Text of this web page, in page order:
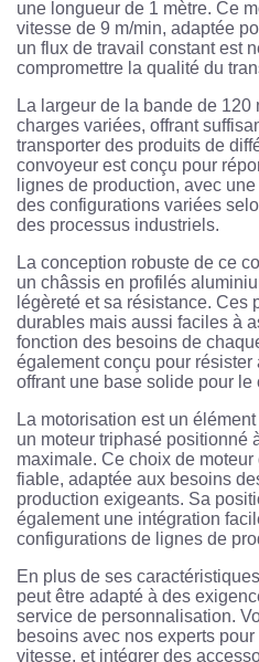
une longueur de 1 mètre. Ce
vitesse de 9 m/min, adaptée
un flux de travail constant est
compromettre la qualité du
La largeur de la bande de 120
charges variées, offrant
transporter des produits de
convoyeur est conçu pour
lignes de production, avec
des configurations variées
des processus industriels.
La conception robuste de ce
un châssis en profilés
légèreté et sa résistance. Ces
durables mais aussi faciles à
fonction des besoins de
également conçu pour
offrant une base solide pour le
La motorisation est un
un moteur triphasé positionné
maximale. Ce choix de
fiable, adaptée aux besoins
production exigeants. Sa
également une intégration
configurations de lignes de
En plus de ses
peut être adapté à des
service de personnalisation.
besoins avec nos experts
vitesse, et intégrer des